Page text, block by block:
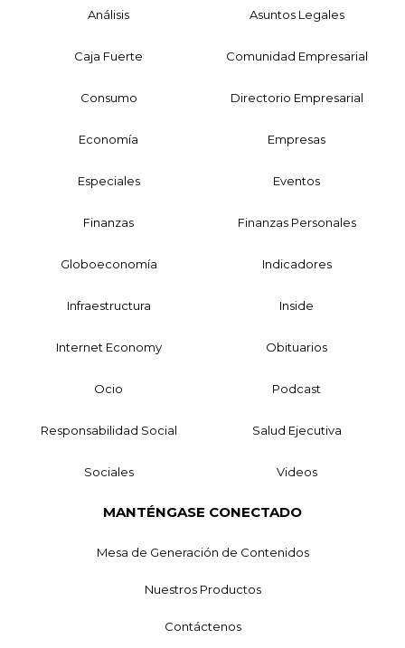
Análisis Asuntos Legales
Caja Fuerte Comunidad Empresarial
Consumo Directorio Empresarial
Economía Empresas
Especiales Eventos
Finanzas Finanzas Personales
Globoeconomía Indicadores
Infraestructura Inside
Internet Economy Obituarios
Ocio Podcast
Responsabilidad Social Salud Ejecutiva
Sociales Videos
MANTÉNGASE CONECTADO
Mesa de Generación de Contenidos
Nuestros Productos
Contáctenos